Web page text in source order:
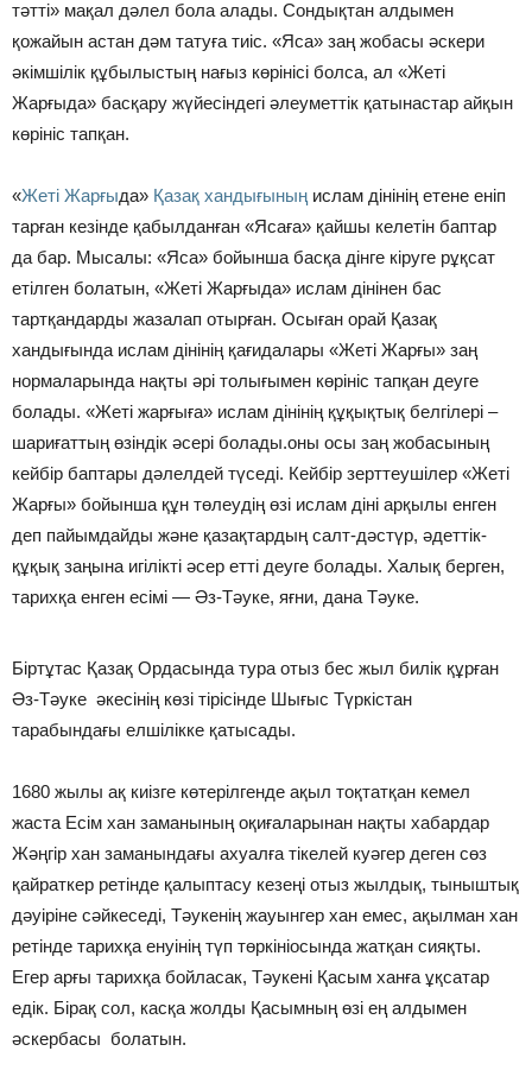
тәтті» мақал дәлел бола алады. Сондықтан алдымен
қожайын астан дәм татуға тиіс. «Яса» заң жобасы әскери
әкімшілік құбылыстың нағыз көрінісі болса, ал «Жеті
Жарғыда» басқару жүйесіндегі әлеуметтік қатынастар айқын
көрініс тапқан.
«Жеті Жарғыда» Қазақ хандығыныңислам дінінің етене еніп
тарған кезінде қабылданған «Ясаға» қайшы келетін баптар
да бар. Мысалы: «Яса» бойынша басқа дінге кіруге рұқсат
етілген болатын, «Жеті Жарғыда» ислам дінінен бас
тартқандарды жазалап отырған. Осыған орай Қазақ
хандығында ислам дінінің қағидалары «Жеті Жарғы» заң
нормаларында нақты әрі толығымен көрініс тапқан деуге
болады. «Жеті жарғыға» ислам дінінің құқықтық белгілері –
шариғаттың өзіндік әсері болады.оны осы заң жобасының
кейбір баптары дәлелдей түседі. Кейбір зерттеушілер «Жеті
Жарғы» бойынша құн төлеудің өзі ислам діні арқылы енген
деп пайымдайды және қазақтардың салт-дәстүр, әдеттік-
құқық заңына игілікті әсер етті деуге болады. Халық берген,
тарихқа енген есімі — Әз-Тәуке, яғни, дана Тәуке.
Біртұтас Қазақ Ордасында тура отыз бес жыл билік құрған
Әз-Тәуке әкесінің көзі тірісінде Шығыс Түркістан
тарабындағы елшілікке қатысады.
1680 жылы ақ киізге көтерілгенде ақыл тоқтатқан кемел
жаста Есім хан заманының оқиғаларынан нақты хабардар
Жәңгір хан заманындағы ахуалға тікелей куәгер деген сөз
қайраткер ретінде қалыптасу кезеңі отыз жылдық, тыныштық
дәуіріне сәйкеседі, Тәукенің жауынгер хан емес, ақылман хан
ретінде тарихқа енуінің түп төркініосында жатқан сияқты.
Егер арғы тарихқа бойласак, Тәукені Қасым ханға ұқсатар
едік. Бірақ сол, касқа жолды Қасымның өзі ең алдымен
әскербасы болатын.